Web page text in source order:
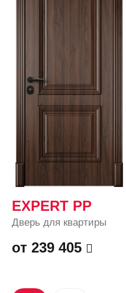
EXPERT PP
Дверь для квартиры
от 239 405